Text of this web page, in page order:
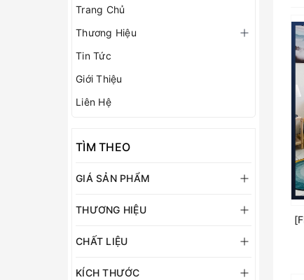
Trang Chủ
Thương Hiệu
Tin Tức
Giới Thiệu
Liên Hệ
TÌM THEO
GIÁ SẢN PHẨM
THƯƠNG HIỆU
CHẤT LIỆU
KÍCH THƯỚC